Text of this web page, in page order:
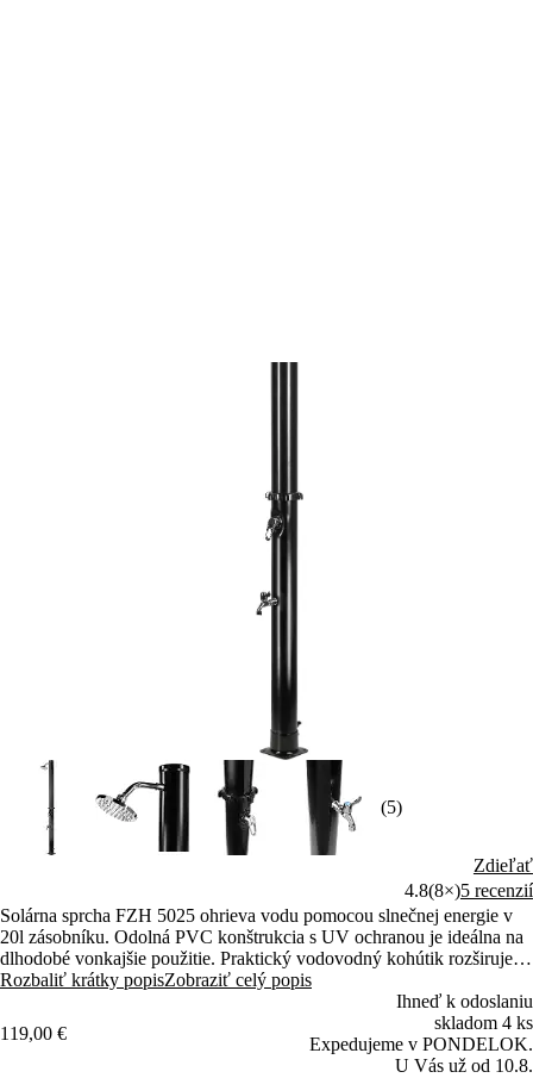
(5)
Zdieľať
4.8(8×)5 recenzií
Solárna sprcha FZH 5025 ohrieva vodu pomocou slnečnej energie v
20l zásobníku. Odolná PVC konštrukcia s UV ochranou je ideálna na
dlhodobé vonkajšie použitie. Praktický vodovodný kohútik rozširuje
možnosti využitia na záhrade aj pri bazéne.
Rozbaliť krátky popisZobraziť celý popis
119,00 €
Ihneď k odoslaniu
skladom 4 ks
Expedujeme v PONDELOK.
U Vás už od 10.8.